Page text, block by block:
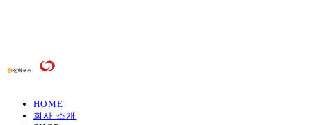
HOME
회사 소개